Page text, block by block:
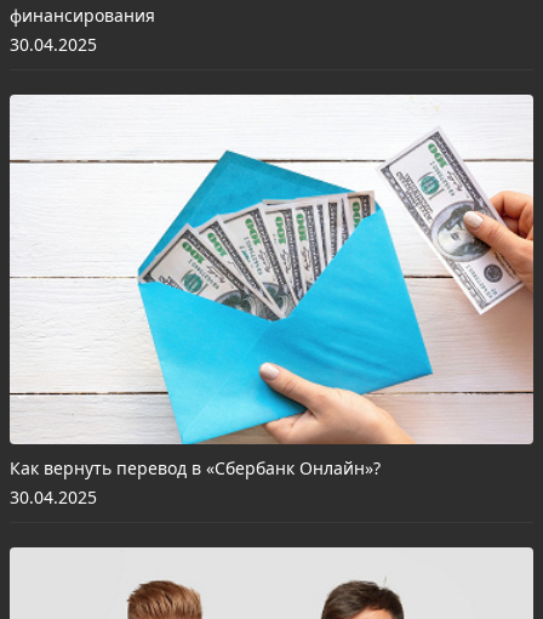
финансирования
30.04.2025
Как вернуть перевод в «Сбербанк Онлайн»?
30.04.2025